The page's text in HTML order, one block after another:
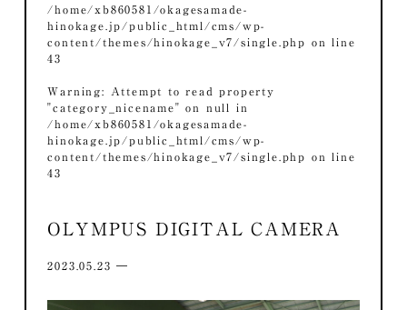
/home/xb860581/okagesamade-
hinokage.jp/public_html/cms/wp-
content/themes/hinokage_v7/single.php
on line
43
Warning: Attempt to read property
"category_nicename" on null in
/home/xb860581/okagesamade-
hinokage.jp/public_html/cms/wp-
content/themes/hinokage_v7/single.php
on line
43
OLYMPUS DIGITAL CAMERA
2023.05.23 ―